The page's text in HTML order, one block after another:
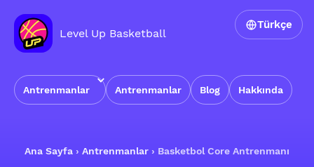
Level Up Basketball
Antrenmanlar Antrenmanlar Blog Hakkında
Türkçe
Ana Sayfa › Antrenmanlar › Basketbol Core Antrenmanı